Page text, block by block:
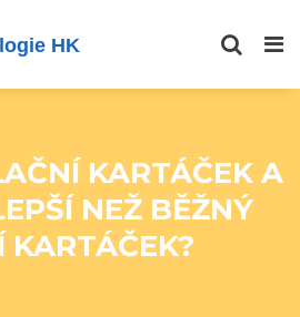
KARTÁČEK A
NEŽ BĚŽNÝ
KARTÁČEK?